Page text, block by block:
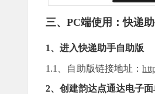
三、PC端使用：快递
1、进入快递助手自助版
1.1、自助版链接地址：
2、创建韵达点通达电子面